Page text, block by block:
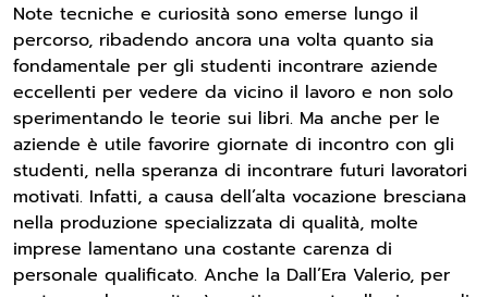
Note tecniche e curiosità sono emerse lungo il
percorso, ribadendo ancora una volta quanto sia
fondamentale per gli studenti incontrare aziende
eccellenti per vedere da vicino il lavoro e non solo
sperimentando le teorie sui libri. Ma anche per le
aziende è utile favorire giornate di incontro con gli
studenti, nella speranza di incontrare futuri lavoratori
motivati. Infatti, a causa dell’alta vocazione bresciana
nella produzione specializzata di qualità, molte
imprese lamentano una costante carenza di
personale qualificato. Anche la Dall’Era Valerio, per